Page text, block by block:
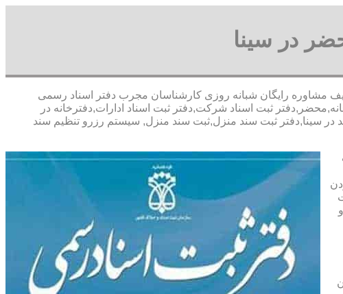
در سینا
با تخفیف مشاوره رايگان شبانه روزی کارشناسان مجرب دفتر اسناد رسمی
ثبت اسناد شرکت,دفتر ثبت اسناد ادارات,دفترخانه در
در سینا,دفتر ثبت سند منزل,ثبت سند منزل, سیستم رزرو تنظیم سند